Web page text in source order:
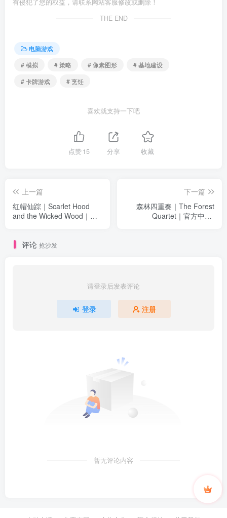
有侵犯了您的权益，请联系网站客服修改或删除！
THE END
电脑游戏
# 模拟
# 策略 # 像素图形
# 基地建设
# 卡牌游戏
# 烹饪
喜欢就支持一下吧
点赞15 分享 收藏
上一篇
红帽仙踪｜Scarlet Hood
and the Wicked Wood｜官
下一篇
森林四重奏｜The Forest
Quartet｜官方中文-
评论 抢沙发
请登录后发表评论
登录 注册
暂无评论内容